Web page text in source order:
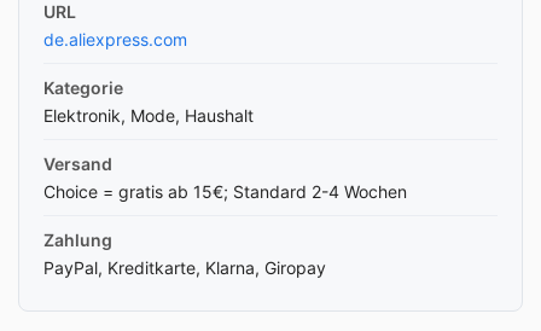
URL
de.aliexpress.com
Kategorie
Elektronik, Mode, Haushalt
Versand
Choice = gratis ab 15€; Standard 2-4 Wochen
Zahlung
PayPal, Kreditkarte, Klarna, Giropay